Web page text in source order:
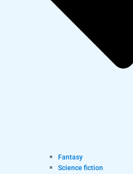
Fantasy
Science fiction